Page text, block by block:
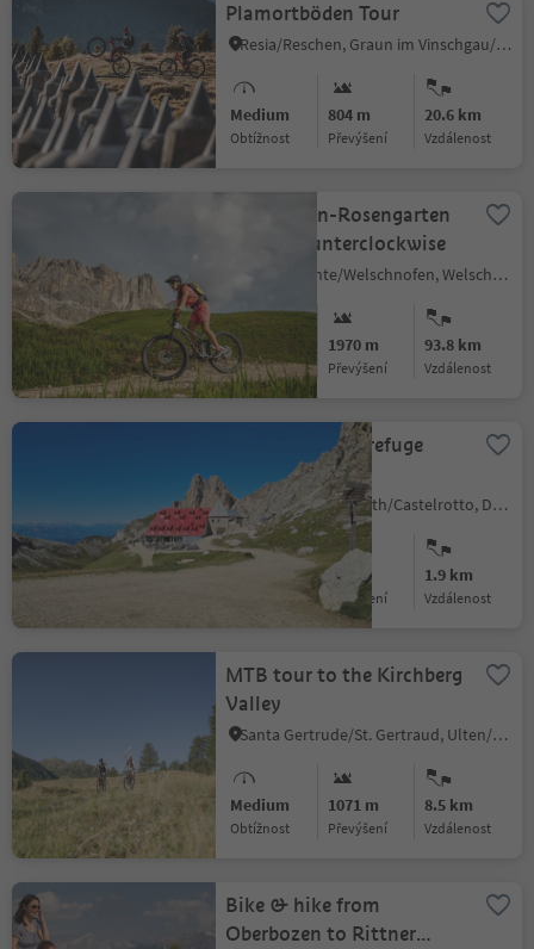
Plamortböden Tour
Resia/Reschen, Graun im Vinschgau/Curon Venosta, Vinschgau/Val Venosta
Medium
Obtížnost
804 m
Převýšení
20.6 km
vzdálenost
424 Schlern-Rosengarten
Ronda counterclockwise
Nova Levante/Welschnofen, Welschnofen/Nova Levante, Dolomites Region Eggental
Difficult
Obtížnost
1970 m
Převýšení
93.8 km
vzdálenost
254 Tierser Alpl refuge
access road
Siusi/Seis, Kastelruth/Castelrotto, Dolomites Region Seiser Alm
299 m
Převýšení
1.9 km
vzdálenost
MTB tour to the Kirchberg
Valley
Santa Gertrude/St. Gertraud, Ulten/Ultimo, Meran/Merano and environs
Medium
Obtížnost
1071 m
Převýšení
8.5 km
vzdálenost
Bike & hike from
Oberbozen to Rittner